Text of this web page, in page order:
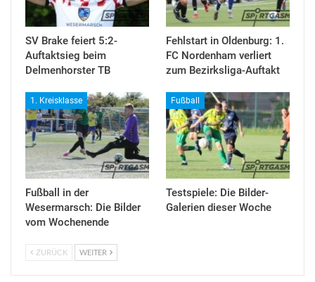
SV Brake feiert 5:2-
Auftaktsieg beim
Delmenhorster TB
Fehlstart in Oldenburg: 1.
FC Nordenham verliert
zum Bezirksliga-Auftakt
1. Kreisklasse
Fußball in der
Wesermarsch: Die Bilder
vom Wochenende
Fußball
Testspiele: Die Bilder-
Galerien dieser Woche
ZURÜCK WEITER